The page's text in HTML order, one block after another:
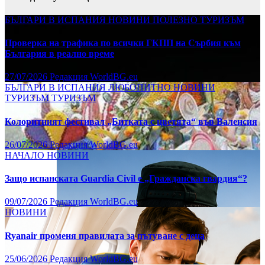
БЪЛГАРИ В ИСПАНИЯ НОВИНИ ПОЛЕЗНО ТУРИЗЪМ
Проверка на трафика по всички ГКПП на Сърбия към
България в реално време
27/07/2026 Редакция WorldBG.eu
БЪЛГАРИ В ИСПАНИЯ ЛЮБОПИТНОНОВИНИ
ТУРИЗЪМТУРИЗЪМ
Колоритният фестивал „Битката с цветята“ във Валенсия
26/07/2026Редакция WorldBG.eu
НАЧАЛО НОВИНИ
Защо испанската Guardia Civil е „Гражданска гвардия“?
09/07/2026 Редакция WorldBG.eu
НОВИНИ
Ryanair променя правилата за пътуване с деца
25/06/2026Редакция WorldBG.eu